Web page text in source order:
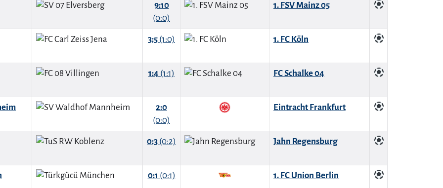
9:10
(0:0)
1. FSV Mainz 05
3:5 (1:0) 1. FC Köln
1:4 (1:1) FC Schalke 04
2:0
(0:0)
Eintracht Frankfurt
0:3 (0:2) Jahn Regensburg
0:1 (0:1) 1. FC Union Berlin